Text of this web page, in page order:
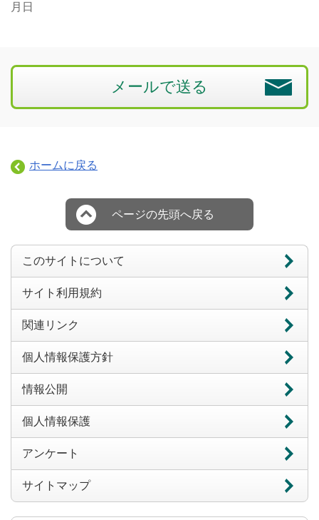
月日
メールで送る
ホームに戻る
ページの先頭へ戻る
このサイトについて
サイト利用規約
関連リンク
個人情報保護方針
情報公開
個人情報保護
アンケート
サイトマップ